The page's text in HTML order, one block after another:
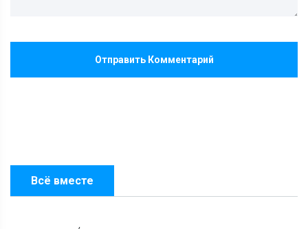
Всё вместе
Отправить Комментарий